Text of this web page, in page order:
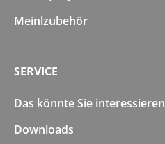
Meinlzubehör
SERVICE
Das könnte Sie interessieren
Downloads